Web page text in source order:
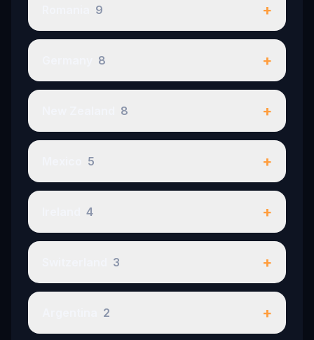
9 +
8 +
8 +
5 +
4 +
3 +
2 +